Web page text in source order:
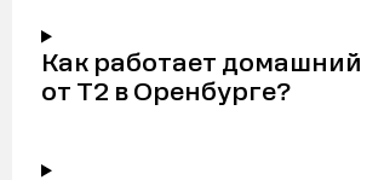
Как работает домашний
от Т2 в Оренбурге?